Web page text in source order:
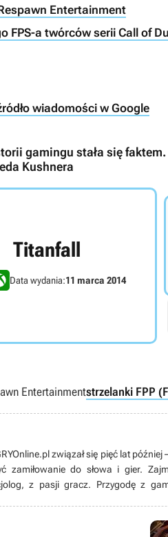
Entertainment
FPS-a twórców serii Call of
wiadomości w Google
gamingu stała się faktem.
Kushnera
Titanfall
Data wydania:11 marca 2014
Entertainmentstrzelanki FPP
związał się pięć lat
zamiłowanie do słowa i gier.
z pasji gracz. Przygodę z
a także spaceruje z psem.